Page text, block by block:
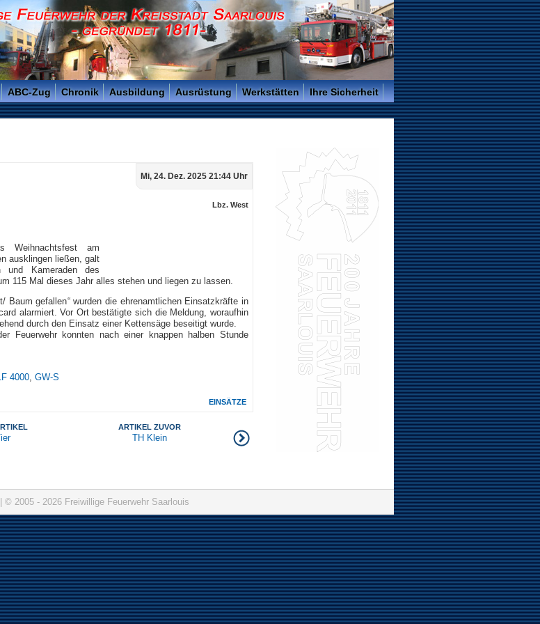
- Gegründet 1811 -
ABC-Zug Chronik Ausbildung Ausrüstung Werkstätten Ihre Sicherheit
Mi, 24. Dez. 2025 21:44 Uhr
Lbz. West
Weihnachtsfest am
ausklingen ließen, galt
und Kameraden des
115 Mal dieses Jahr alles stehen und liegen zu lassen.
Baum gefallen“ wurden die ehrenamtlichen Einsatzkräfte in
alarmiert. Vor Ort bestätigte sich die Meldung, woraufhin
durch den Einsatz einer Kettensäge beseitigt wurde.
Feuerwehr konnten nach einer knappen halben Stunde
4000 GW-S
EINSÄTZE
ARTIKEL ZUVOR
TH Klein
| © 2005 - 2026 Freiwillige Feuerwehr Saarlouis